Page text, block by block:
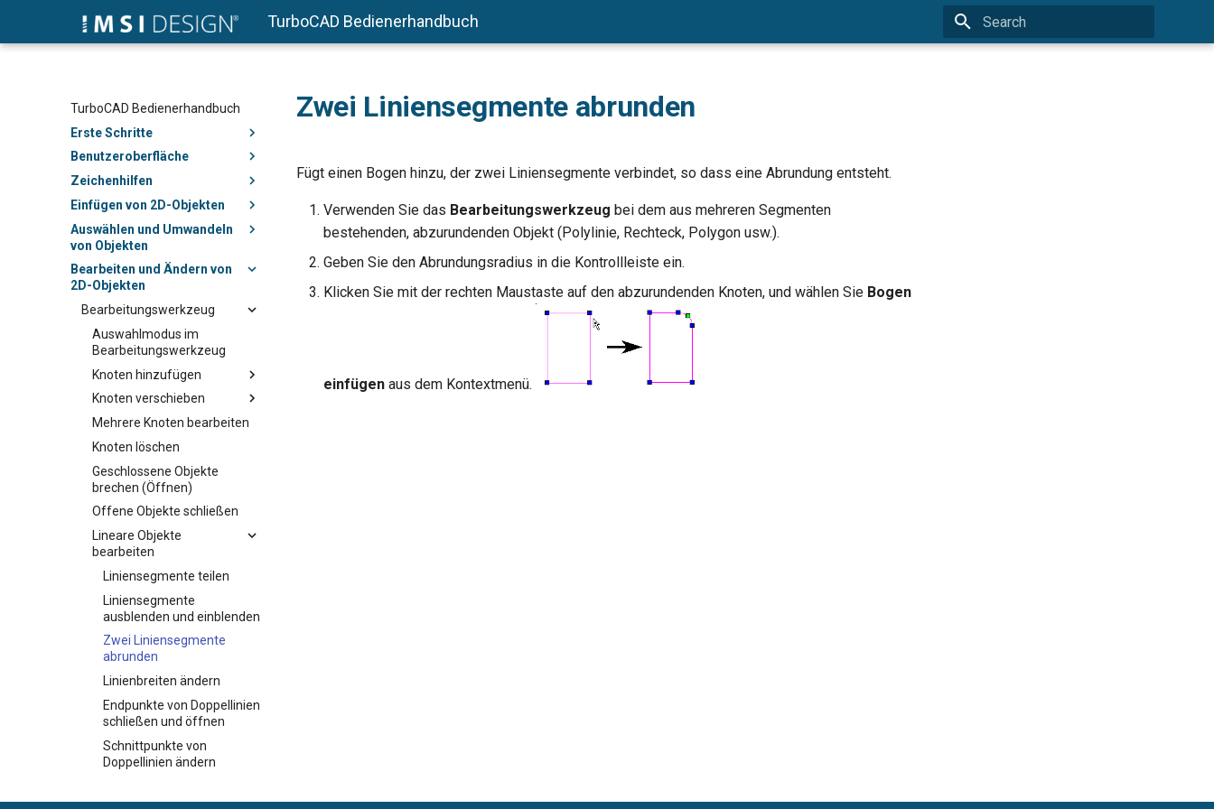
TurboCAD Bedienerhandbuch
TurboCAD Bedienerhandbuch
Erste Schritte
Benutzeroberfläche
Zeichenhilfen
Einfügen von 2D-Objekten
Auswählen und Umwandeln
von Objekten
Bearbeiten und Ändern von
2D-Objekten
Bearbeitungswerkzeug
Auswahlmodus im
Bearbeitungswerkzeug
Knoten hinzufügen
Knoten verschieben
Mehrere Knoten bearbeiten
Knoten löschen
Geschlossene Objekte
brechen (Öffnen)
Offene Objekte schließen
Lineare Objekte
bearbeiten
Liniensegmente teilen
Liniensegmente
ausblenden und einblenden
Zwei Liniensegmente
abrunden
Linienbreiten ändern
Endpunkte von Doppellinien
schließen und öffnen
Schnittpunkte von
Doppellinien ändern
Zwei Liniensegmente abrunden
Fügt einen Bogen hinzu, der zwei Liniensegmente verbindet, so dass eine Abrundung entsteht.
Verwenden Sie das Bearbeitungswerkzeug bei dem aus mehreren Segmenten
bestehenden, abzurundenden Objekt (Polylinie, Rechteck, Polygon usw.).
Geben Sie den Abrundungsradius in die Kontrollleiste ein.
Klicken Sie mit der rechten Maustaste auf den abzurundenden Knoten, und wählen Sie Bogen
einfügen aus dem Kontextmenü.